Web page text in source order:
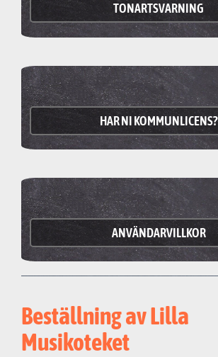
TONARTSVARNING
HAR NI KOMMUNLICENS?
ANVÄNDARVILLKOR
Beställning av Lilla
Musikoteket